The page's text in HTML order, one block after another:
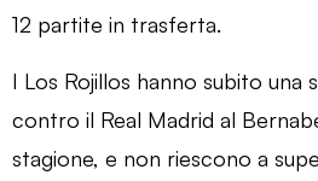
12 partite in trasferta.
I Los Rojillos hanno subito una
contro il Real Madrid al
stagione, e non riescono a